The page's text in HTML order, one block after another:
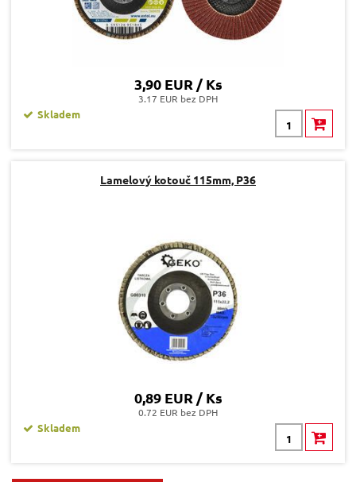
3,90 EUR / Ks
3.17 EUR bez DPH
Skladem
Lamelový kotouč 115mm, P36
0,89 EUR / Ks
0.72 EUR bez DPH
Skladem